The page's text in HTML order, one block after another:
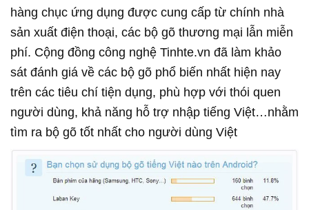
hàng chục ứng dụng được cung cấp từ chính nhà
sản xuất điện thoại, các bộ gõ thương mại lẫn miễn
phí. Cộng đồng công nghệ Tinhte.vn đã làm khảo
sát đánh giá về các bộ gõ phổ biến nhất hiện nay
trên các tiêu chí tiện dụng, phù hợp với thói quen
người dùng, khả năng hỗ trợ nhập tiếng Việt…nhằm
tìm ra bộ gõ tốt nhất cho người dùng Việt